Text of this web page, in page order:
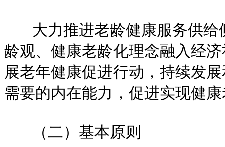
大力推进老龄健康服务供给
龄观、健康老龄化理念融入经
展老年健康促进行动，持续发
需要的内在能力，促进实现健
（二）基本原则